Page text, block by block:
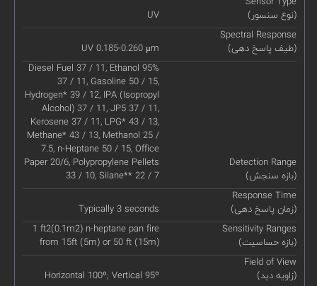
(نوع سنسور)
UV
Spectral Response
(طیف پاسخ دهی)
UV 0.185-0.260 μm
Detection Range
(بازه سنجش)
Diesel Fuel 37 / 11, Ethanol 95%
37 / 11, Gasoline 50 / 15,
Hydrogen* 39 / 12, IPA (Isopropyl
Alcohol) 37 / 11, JP5 37 / 11,
Kerosene 37 / 11, LPG* 43 / 13,
Methane* 43 / 13, Methanol 25 /
7.5, n-Heptane 50 / 15, Office
Paper 20/6, Polypropylene Pellets
33 / 10, Silane** 22 / 7
Response Time
(زمان پاسخ دهی)
Typically 3 seconds
Sensitivity Ranges
(بازه حساسیت)
1 ft2(0.1m2) n-heptane pan fire
from 15ft (5m) or 50 ft (15m)
Field of View
(زاویه دید)
Horizontal 100º; Vertical 95º